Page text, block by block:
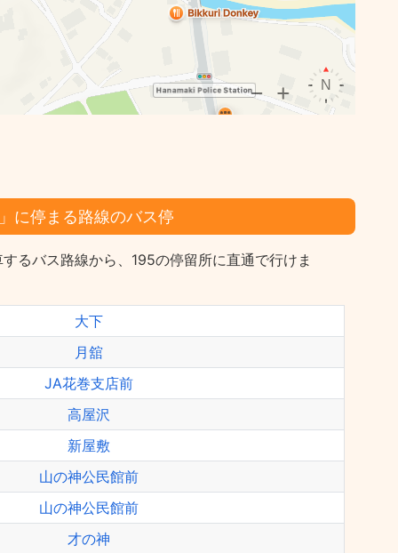
に停まる路線のバス停
るバス路線から、195の停留所に直通で行けま
大下
月舘
JA花巻支店前
高屋沢
新屋敷
山の神公民館前
山の神公民館前
才の神